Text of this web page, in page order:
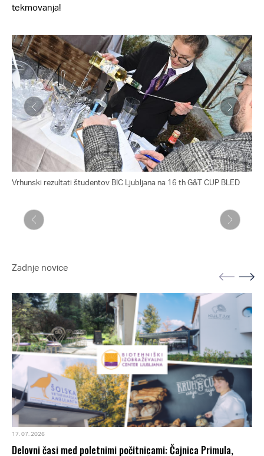
tekmovanja!
Vrhunski rezultati študentov BIC Ljubljana na 16 th G&T CUP BLED
Zadnje novice
17. 07. 2026
Delovni časi med poletnimi počitnicami: Čajnica Primula,